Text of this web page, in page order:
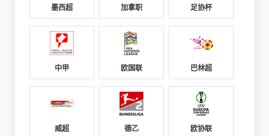
墨西超 加拿职 足协杯
中甲 欧国联 巴林超
威超 德乙 欧协联